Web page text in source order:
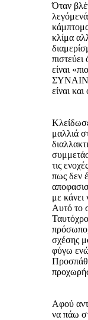
Όταν
κλίμα
πιστεύει
είναι
είναι
μαλλιά
τις
πως δεν
με κάνει
Αυτό το
πρόσωπο,
σχέσης
φύγω
Αφού
να πάω